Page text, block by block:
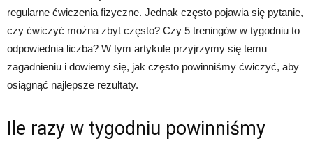
regularne ćwiczenia fizyczne. Jednak często pojawia się pytanie,
czy ćwiczyć można zbyt często? Czy 5 treningów w tygodniu to
odpowiednia liczba? W tym artykule przyjrzymy się temu
zagadnieniu i dowiemy się, jak często powinniśmy ćwiczyć, aby
osiągnąć najlepsze rezultaty.
Ile razy w tygodniu powinniśmy